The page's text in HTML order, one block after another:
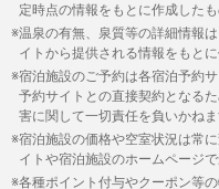
定時点の情報をもとに作成したも
温泉の有無、泉質等の詳細情報
イトから提供される情報をもとに
宿泊施設のご予約は各宿泊予約
予約サイトとの直接契約となる
害に関して一切責任を負いかねま
宿泊施設の価格や空室状況は常
イトや宿泊施設のホームページ
各種ポイント付与やクーポン等